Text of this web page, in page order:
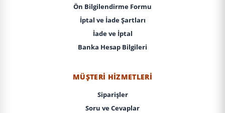
Ön Bilgilendirme Formu
İptal ve İade Şartları
İade ve İptal
Banka Hesap Bilgileri
MÜŞTERI HIZMETLERI
Siparişler
Soru ve Cevaplar